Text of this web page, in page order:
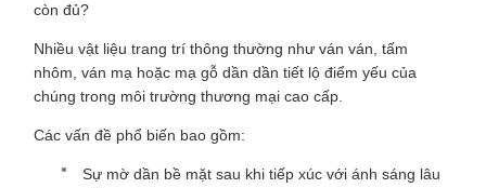
còn đủ?
Nhiều vật liệu trang trí thông thường như ván ván, tấm
nhôm, ván mạ hoặc mạ gỗ dần dần tiết lộ điểm yếu của
chúng trong môi trường thương mại cao cấp.
Các vấn đề phổ biến bao gồm:
Sự mờ dần bề mặt sau khi tiếp xúc với ánh sáng lâu